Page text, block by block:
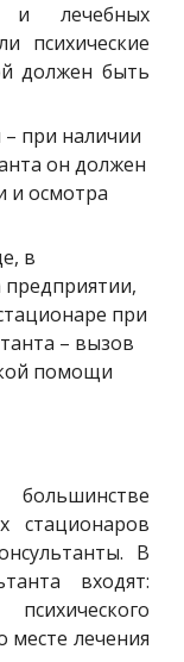
и лечебных
психические
должен быть
при наличии
он должен
и осмотра
в
при
– вызов
помощи
стационаров
В
входят:
месте лечения